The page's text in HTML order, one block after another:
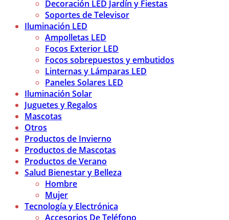
Decoración LED Jardín y Fiestas
Soportes de Televisor
Iluminación LED
Ampolletas LED
Focos Exterior LED
Focos sobrepuestos y embutidos
Linternas y Lámparas LED
Paneles Solares LED
Iluminación Solar
Juguetes y Regalos
Mascotas
Otros
Productos de Invierno
Productos de Mascotas
Productos de Verano
Salud Bienestar y Belleza
Hombre
Mujer
Tecnología y Electrónica
Accesorios De Teléfono